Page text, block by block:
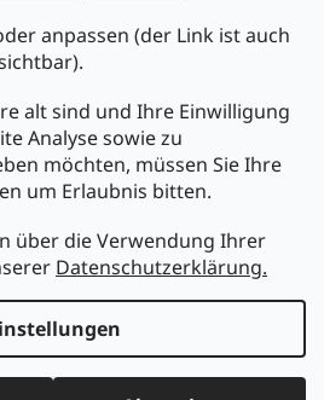
anpassen (der Link ist auch
alt sind und Ihre Einwilligung
Analyse sowie zu
möchten, müssen Sie Ihre
um Erlaubnis bitten.
über die Verwendung Ihrer
Datenschutzerklärung.
den mükra Newsletter an,
Mit der Anmeldung zum
Ihr Einverständnis mit der
electronic Vertriebs GmbH. Alle